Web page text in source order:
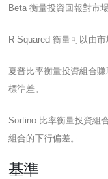
Beta 衡量投資回報對市
R-Squared 衡量可以由
夏普比率衡量投資組合
標準差。
Sortino 比率衡量投資組
組合的下行偏差。
基準